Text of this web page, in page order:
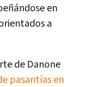
en
a
de Danone
pasantías en